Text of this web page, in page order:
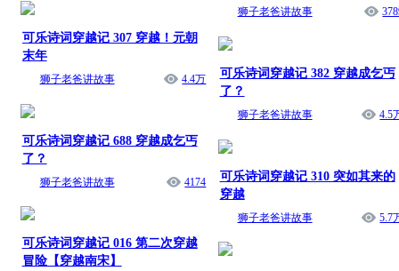
可乐诗词穿越记 307 穿越！元朝
末年
狮子老爸讲故事 4.4万
可乐诗词穿越记 688 穿越成乞丐
了？
狮子老爸讲故事 4174
可乐诗词穿越记 016 第二次穿越
冒险【穿越南宋】
狮子老爸讲故事
可乐诗词穿越记 382 穿越成乞丐
了？
狮子老爸讲故事 4.5
可乐诗词穿越记 310 突如其来的
穿越
狮子老爸讲故事 5.7